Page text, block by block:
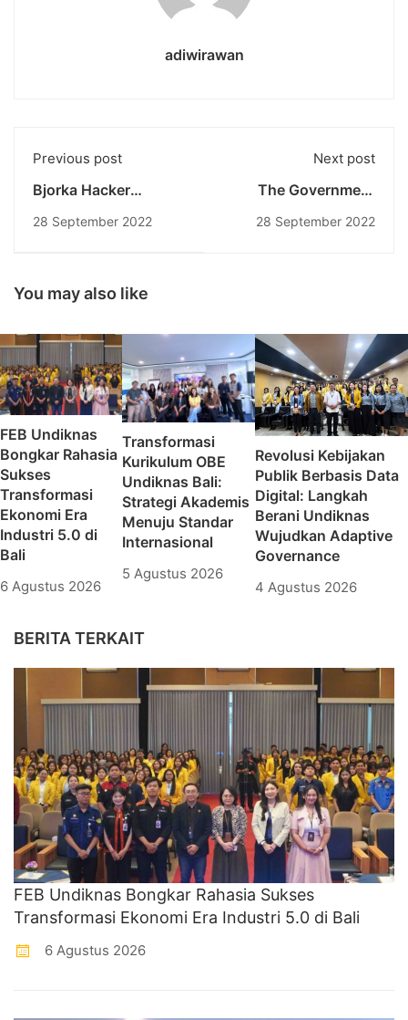
adiwirawan
Previous post
Bjorka Hacker
The Importance Of
28 September 2022
Next post
The Government
Road In Bali:
28 September 2022
You may also like
FEB Undiknas
Bongkar Rahasia
Sukses
Transformasi
Ekonomi Era
Industri 5.0 di
Bali
6 Agustus 2026
Transformasi
Kurikulum OBE
Undiknas Bali:
Strategi Akademis
Menuju Standar
Internasional
5 Agustus 2026
Revolusi Kebijakan
Publik Berbasis Data
Digital: Langkah
Berani Undiknas
Wujudkan Adaptive
Governance
4 Agustus 2026
BERITA TERKAIT
FEB Undiknas Bongkar Rahasia Sukses
Transformasi Ekonomi Era Industri 5.0 di Bali
6 Agustus 2026